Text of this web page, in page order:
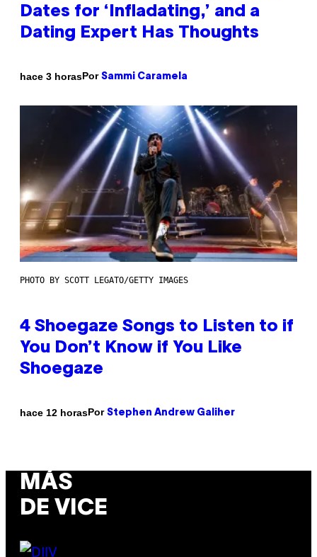
Dates for ‘Infladating,’ and a
Dating Expert Has Thoughts
hace 3 horasPor Sammi Caramela
PHOTO BY SCOTT LEGATO/GETTY IMAGES
4 Shoegaze Songs to Listen to if
You Don’t Know if You Like
Shoegaze
hace 12 horasPor Stephen Andrew Galiher
MÁS
DE VICE